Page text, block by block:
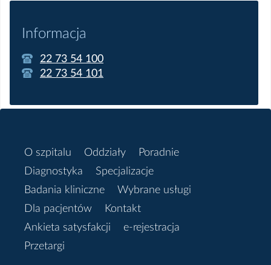
Informacja
22 73 54 100
22 73 54 101
O szpitalu Oddziały
Poradnie
Diagnostyka
Specjalizacje
Badania kliniczne
Wybrane usługi
Dla pacjentów
Kontakt
Ankieta satysfakcji
e-rejestracja
Przetargi